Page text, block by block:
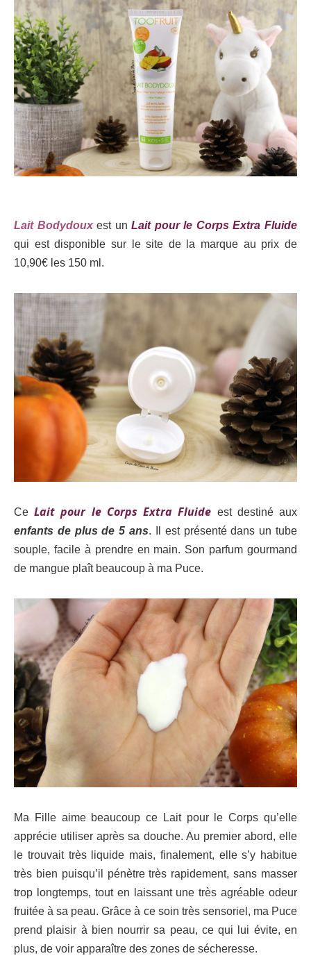
Lait Bodydouxest unLait pour le Corps Extra Fluide
qui est disponible sur le site de la marque au prix de
10,90€ les 150 ml.
CeLait pour le Corps Extra Fluide est destiné aux
enfants de plus de 5 ans. Il est présenté dans un tube
souple, facile à prendre en main. Son parfum gourmand
de mangue plaît beaucoup à ma Puce.
Ma Fille aime beaucoup ce Lait pour le Corps qu’elle
apprécie utiliser après sa douche. Au premier abord, elle
le trouvait très liquide mais, finalement, elle s’y habitue
très bien puisqu’il pénètre très rapidement, sans masser
trop longtemps, tout en laissant une très agréable odeur
fruitée à sa peau. Grâce à ce soin très sensoriel, ma Puce
prend plaisir à bien nourrir sa peau, ce qui lui évite, en
plus, de voir apparaître des zones de sécheresse.